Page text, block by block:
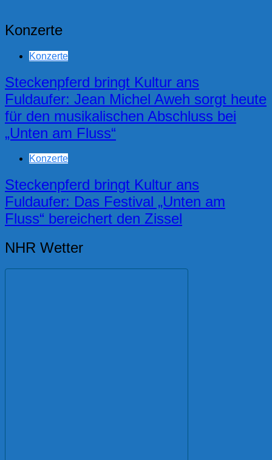
Konzerte
Konzerte
Steckenpferd bringt Kultur ans
Fuldaufer: Jean Michel Aweh sorgt heute
für den musikalischen Abschluss bei
„Unten am Fluss“
Konzerte
Steckenpferd bringt Kultur ans
Fuldaufer: Das Festival „Unten am
Fluss“ bereichert den Zissel
NHR Wetter